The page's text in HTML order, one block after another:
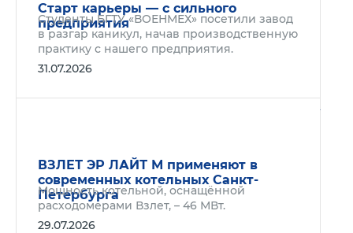
Старт карьеры — с сильного
предприятия
Студенты БГТУ «ВОЕНМЕХ» посетили завод
в разгар каникул, начав производственную
практику с нашего предприятия.
31.07.2026
ВЗЛЕТ ЭР ЛАЙТ М применяют в
современных котельных Санкт-
Петербурга
Мощность котельной, оснащённой
расходомерами Взлет, – 46 МВт.
29.07.2026